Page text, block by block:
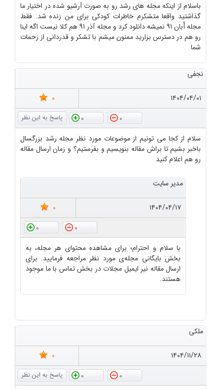
باسلام از اینکه مجله های رشد رو به صورت آرشیو شده در اختیار ما
گذاشتید واقعا متشکرم خاطرات کودکی برای من زنده شد. فقط
مجله آّبان 91 نمیشه دانلود کرد و مجله آذر 91 هم کلا نیست اگه اینا
رو هم در دسترس بزارید ممنون میشم با تشکر و قدردانی از زحمات
شما
نجفی
۱۴۰۴/۰۴/۰۱
0
0
0
سلام از کجا می تونیم از موضوعات مورد نظر مجله رشد بزرگسال
باخبر بشیم تا براش مقاله بنویسیم و بفرستیم؟ و زمان ارسال مقاله
رو هم اعلام کنید
مدیر سایت
۱۴۰۴/۰۴/۱۷
0
0
0
با سلام و احترام؛ برای مشاهده محتوای هر مجله، به
بخش بایگانی مجله‌ی مورد نظر مراجعه فرمایید. برای
ارسال مقاله نیر ایمیل مجلات در بخش تماس با ما موجود
هستند.
ملکی
۱۴۰۴/۱۱/۲۸
0
0
0